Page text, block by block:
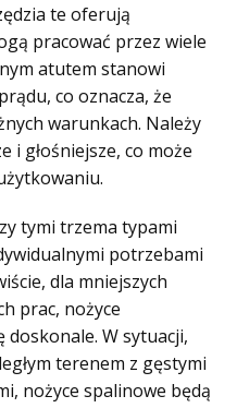
te oferują
pracować przez wiele
atutem stanowi
co oznacza, że
warunkach. Należy
i głośniejsze, co może
tymi trzema typami
potrzebami
dla mniejszych
prac, nożyce
W sytuacji,
terenem z gęstymi
nożyce spalinowe będą